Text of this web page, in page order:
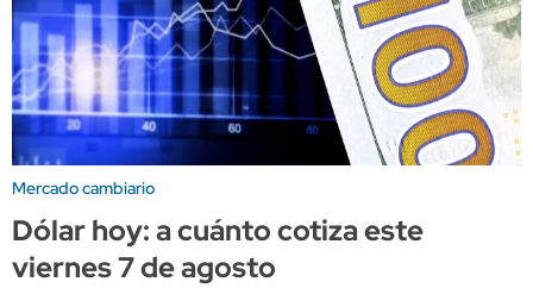
Mercado cambiario
Dólar hoy: a cuánto cotiza este
viernes 7 de agosto